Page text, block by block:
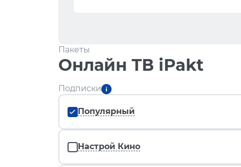
Пакеты
Онлайн ТВ iPakt
Подписки
Популярный
Настрой Кино